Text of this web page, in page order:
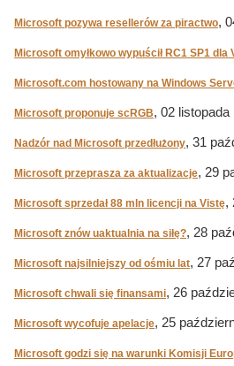
Microsoft pozywa resellerów za piractwo,
Microsoft omyłkowo wypuścił RC1 SP1 dla
Microsoft.com hostowany na Windows
Microsoft proponuje scRGB, 02 listopada
Nadzór nad Microsoft przedłużony, 31
Microsoft przeprasza za aktualizacje, 29
Microsoft sprzedał 88 mln licencji na Vistę,
Microsoft znów uaktualnia na siłę?, 28
Microsoft najsilniejszy od ośmiu lat, 27
Microsoft chwali się finansami, 26
Microsoft wycofuje apelacje, 25
Microsoft godzi się na warunki Komisji